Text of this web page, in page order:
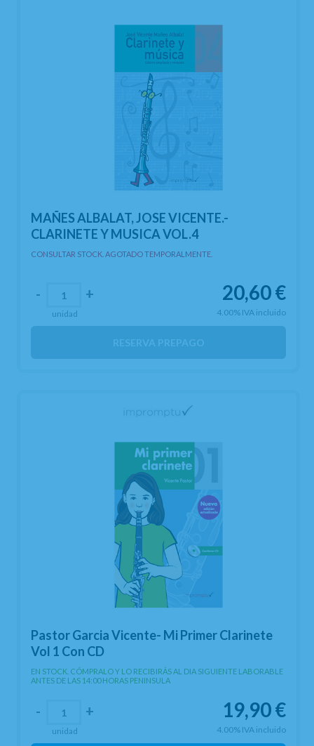
MAÑES ALBALAT, JOSE VICENTE.-
CLARINETE Y MUSICA VOL.4
CONSULTAR STOCK. AGOTADO TEMPORALMENTE.
20,60€
4.00% IVA incluido
- +
unidad
RESERVA PREPAGO
Pastor Garcia Vicente- Mi Primer Clarinete
Vol 1 Con CD
EN STOCK. CÓMPRALO Y LO RECIBIRÁS AL DIA SIGUIENTE LABORABLE
ANTES DE LAS 14:00 HORAS PENINSULA
19,90€
4.00% IVA incluido
- +
unidad